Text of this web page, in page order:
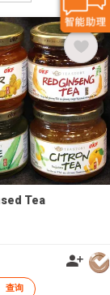
Tea
查询